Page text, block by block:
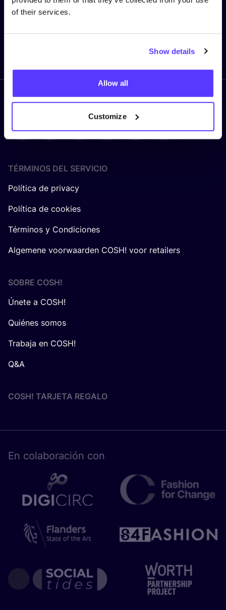
of their services.
Show details
Allow all
Customize
Correo electrónico*
Síguenos
TÉRMINOS DEL SERVICIO
Política de privacy
Política de cookies
Términos y Condiciones
Algemene voorwaarden COSH! voor retailers
SOBRE COSH!
Únete a COSH!
Quiénes somos
Trabaja en COSH!
Q&A
COSH! TARJETA REGALO
En cola­bo­ra­ción con